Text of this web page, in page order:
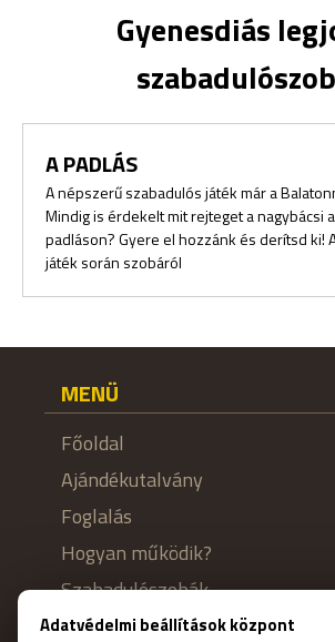
Gyenesdiás
A PADLÁS
A népszerű szabadulós játék már a
Mindig is érdekelt mit rejteget a nagybácsi a
padláson? Gyere el hozzánk és derítsd ki!
játék során szobáról
MENÜ
Főoldal
Ajándékutalvány
Foglalás
Hogyan működik?
Szabadulószobák
Csapatépítő